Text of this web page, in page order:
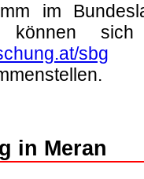
im
können
sbg
in Meran